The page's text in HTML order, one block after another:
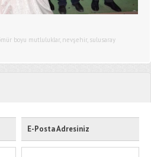
boyu mutluluklar, nevşehir, sulusaray
E-Posta Adresiniz